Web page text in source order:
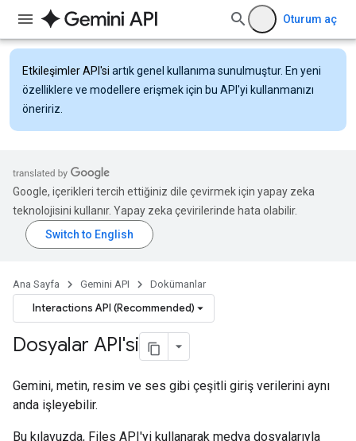
Oturum aç
Etkileşimler API'si artık genel kullanıma sunulmuştur. En yeni
özelliklere ve modellere erişmek için bu API'yi kullanmanızı
öneririz.
Google, içerikleri tercih ettiğiniz dile çevirmek için yapay zeka
teknolojisini kullanır. Yapay zeka çevirilerinde hata olabilir.
Ana Sayfa Gemini API Dokümanlar
Interactions API (Recommended)
Dosyalar API'si
Gemini, metin, resim ve ses gibi çeşitli giriş verilerini aynı
anda işleyebilir.
Bu kılavuzda, Files API'yi kullanarak medya dosyalarıyla